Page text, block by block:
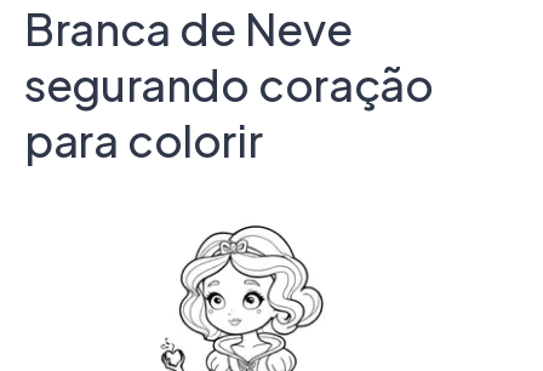
Branca de Neve
segurando coração
para colorir